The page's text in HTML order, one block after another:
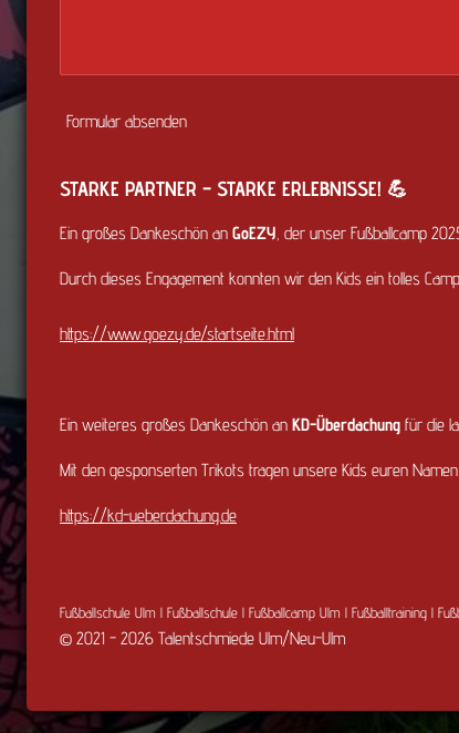
Formular absenden
STARKE PARTNER – STARKE ERLEBNISSE! 💪
Ein großes Dankeschön an GoEZY, der unser Fußballcamp
Durch dieses Engagement konnten wir den Kids ein tolles
https://www.goezy.de/startseite.html
Ein weiteres großes Dankeschön an KD-Überdachung für die
Mit den gesponserten Trikots tragen unsere Kids euren
https://kd-ueberdachung.de
Fußballschule Ulm l Fußballschule l Fußballcamp Ulm l Fußballtraining l
© 2021 - 2026 Talentschmiede Ulm/Neu-Ulm